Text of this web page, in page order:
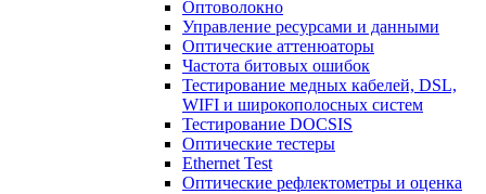
Оптоволокно
Управление ресурсами и данными
Оптические aттенюаторы
Частота битовых ошибок
Тестирование медных кабелей, DSL,
WIFI и широкополосных систем
Тестирование DOCSIS
Оптические тестеры
Ethernet Test
Оптические рефлектометры и оценка